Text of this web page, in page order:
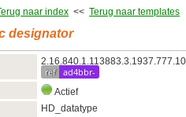
naar index << Terug naar templates
designator
ref ad4bbr-
Actief
HD_datatype